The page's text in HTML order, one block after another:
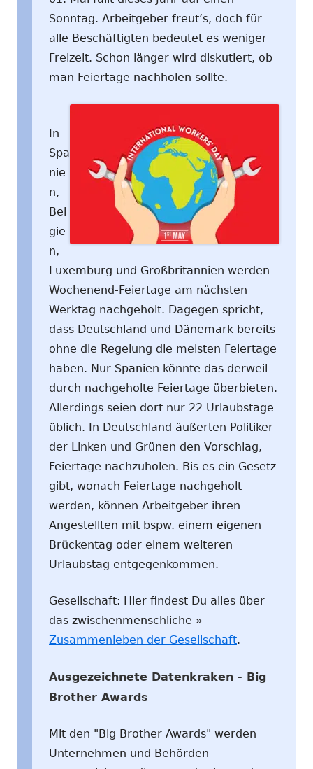
Sonntag. Arbeitgeber freut’s, doch für
alle Beschäftigten bedeutet es weniger
Freizeit. Schon länger wird diskutiert, ob
man Feiertage nachholen sollte.
In
Spa
nie
n,
Bel
gie
n,
Luxemburg und Großbritannien werden
Wochenend-Feiertage am nächsten
Werktag nachgeholt. Dagegen spricht,
dass Deutschland und Dänemark bereits
ohne die Regelung die meisten Feiertage
haben. Nur Spanien könnte das derweil
durch nachgeholte Feiertage überbieten.
Allerdings seien dort nur 22 Urlaubstage
üblich. In Deutschland äußerten Politiker
der Linken und Grünen den Vorschlag,
Feiertage nachzuholen. Bis es ein Gesetz
gibt, wonach Feiertage nachgeholt
werden, können Arbeitgeber ihren
Angestellten mit bspw. einem eigenen
Brückentag oder einem weiteren
Urlaubstag entgegenkommen.
Gesellschaft: Hier findest Du alles über
das zwischenmenschliche »
Zusammenleben der Gesellschaft.
Ausgezeichnete Datenkraken - Big
Brother Awards
Mit den "Big Brother Awards" werden
Unternehmen und Behörden